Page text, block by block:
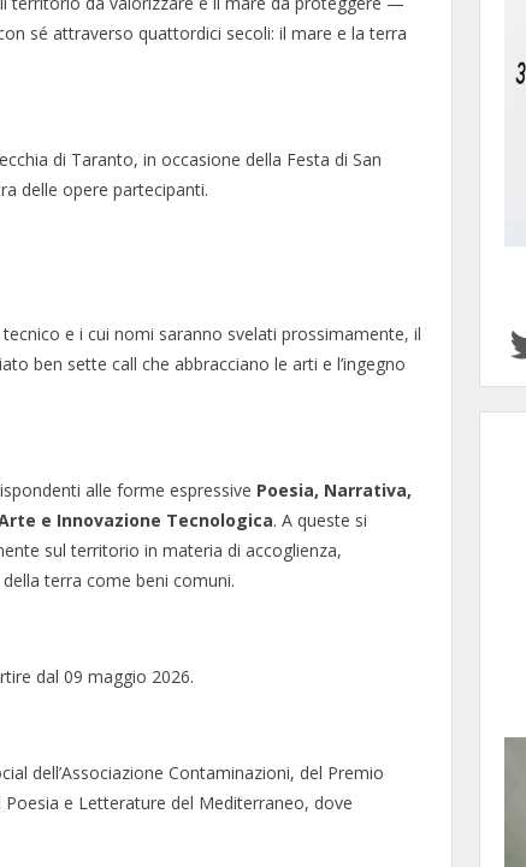
sé attraverso quattordici secoli: il mare e la terra
di Taranto, in occasione della Festa di San
delle opere partecipanti.
e i cui nomi saranno svelati prossimamente, il
ben sette call che abbracciano le arti e l’ingegno
alle forme espressive Poesia, Narrativa,
e Innovazione Tecnologica. A queste si
sul territorio in materia di accoglienza,
terra come beni comuni.
dal 09 maggio 2026.
dell’Associazione Contaminazioni, del Premio
e Letterature del Mediterraneo, dove